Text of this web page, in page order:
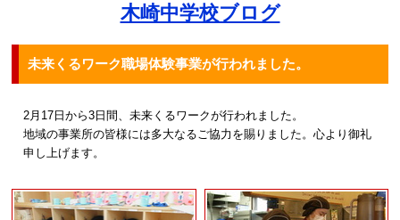
木崎中学校ブログ
未来くるワーク職場体験事業が行われました。
2月17日から3日間、未来くるワークが行われました。
地域の事業所の皆様には多大なるご協力を賜りました。心より御礼
申し上げます。